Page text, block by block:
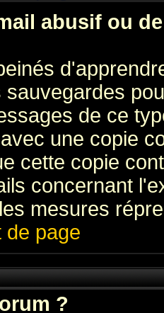
abusif ou
de ce
une copie
cette copie
concernant
mesures
de page
?